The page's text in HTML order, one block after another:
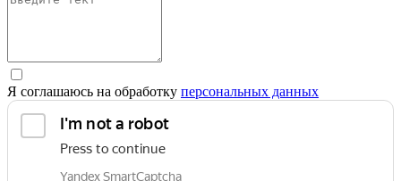
Я соглашаюсь на обработку персональных данных